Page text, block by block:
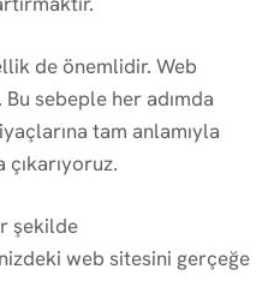
de önemlidir. Web
sebeple her adımda
tam anlamıyla
şekilde
web sitesini gerçeğe